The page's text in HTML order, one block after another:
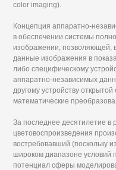
color imaging).
Концепция аппаратно-
в обеспечении системы
изображении, позволяющей,
данные изображения в
либо специфическому
аппаратно-независимых
другому устройству
математические
За последнее десятилетие в
цветовоспроизведения
востребовавший (поскольку
широком диапазоне условий
потенциал сферы